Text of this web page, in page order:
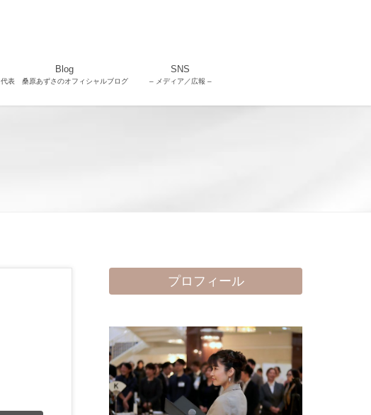
Blog
代表 桑原あずさのオフィシャルブログ
SNS
– メディア／広報 –
プロフィール